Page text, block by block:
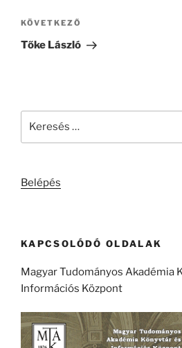
Következő
bejegyzés
KÖVETKEZŐ
Tőke László
Belépés
KAPCSOLÓDÓ OLDALAK
Magyar Tudományos Akadémia
Információs Központ